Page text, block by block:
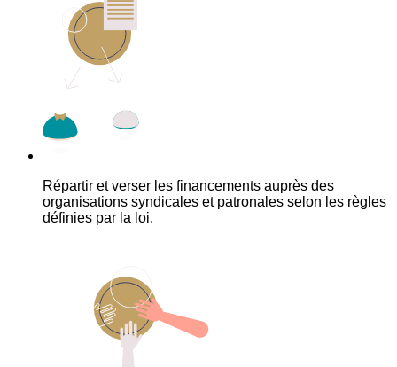
Répartir et verser les financements auprès des
organisations syndicales et patronales selon les règles
définies par la loi.